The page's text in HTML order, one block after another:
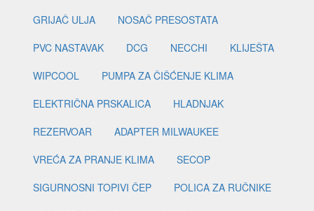
GRIJAČ ULJA
NOSAČ PRESOSTATA
PVC NASTAVAK
DCG NECCHI
KLIJEŠTA
WIPCOOL
PUMPA ZA ČIŠĆENJE KLIMA
ELEKTRIČNA PRSKALICA
HLADNJAK
REZERVOAR
ADAPTER MILWAUKEE
VREĆA ZA PRANJE KLIMA
SECOP
SIGURNOSNI TOPIVI ČEP
POLICA ZA RUČNIKE